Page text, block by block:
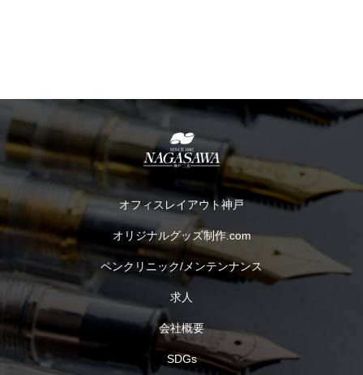
オフィスレイアウト神戸
オリジナルグッズ制作.com
ペンクリニック/メンテンナンス
求人
会社概要
SDGs